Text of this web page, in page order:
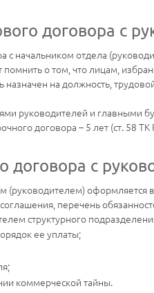
договора с
с начальником отдела
о том, что лицам,
на должность,
руководителей и главными
договора – 5 лет (ст. 58
договора с
(руководителем)
перечень
структурного
ее уплаты;
коммерческой тайны.